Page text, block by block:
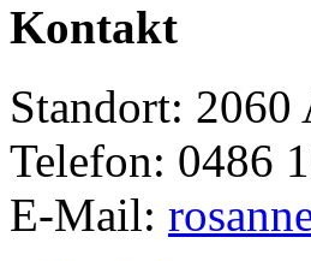
Kontakt
Standort: 2060
Telefon: 0486
E-Mail: